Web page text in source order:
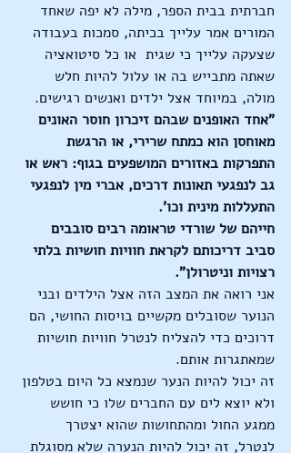
חברתית בבית הספר, מילה לא יפה שאחד
המורים אמר עלייך בכיתה, סמכות בעבודה
שצעקה עלייך כי שגית  או כל סיטואציה
שאתה מתבייש בה או עלול להיות חלש
מולה, במיוחד אצל ילדים ואנשים רגישים.
"אחד האופנים שבהם זיכרון חוסר האונים
מאוחסן הוא כמתח שרירי, או הרגשת
התפרקות באזורים המושפעים בגוף: ראש או
גב לנפגעי תאונות דרכים, אברי מין לנפגעי
התעללות מינית וכו'.
חייהם של שורדי טראומה רבים סובבים
סביב דריכותם לקראת חוויות חושיות בלתי
רצויות וניטרולן".
אני רואה את המצב הזה אצל הילדים ובני
הנוער שסובלים מקשיים בויסות החושי, הם
דרוכים כדי להצליח לנטרל חוויות חושיות
שמאתגרות אותם.
זה יכול להיות הנער שנמצא כל היום בטלפון
ולא יוצא לים עם החברים שלו כי חושש
ממגע החול ומהתחושות שהוא יצטרך
לנטרל, זה יכול להיות הנערה שלא מסוגלת